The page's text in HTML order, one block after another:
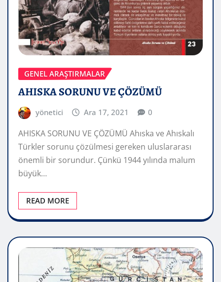
GENEL ARAŞTIRMALAR
AHISKA SORUNU VE ÇÖZÜMÜ
yönetici Ara 17, 2021 0
AHISKA SORUNU VE ÇÖZÜMÜ Ahıska ve Ahıskalı
Türkler sorunu çözülmesi gereken uluslararası
önemli bir sorundur. Çünkü 1944 yılında malum
büyük…
READ MORE